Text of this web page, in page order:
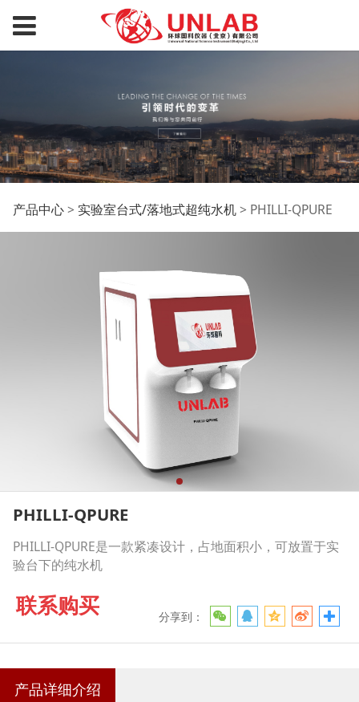
PHILLI-QPURE
产品中心> 实验室台式/落地式超纯水机> PHILLI-QPURE
PHILLI-QPURE
PHILLI-QPURE是一款紧凑设计，占地面积小，可放置于实
验台下的纯水机
联系购买 分享到：
产品详细介绍